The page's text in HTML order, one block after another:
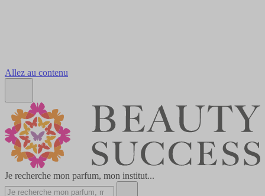
Allez au contenu
Je recherche mon parfum, mon institut...